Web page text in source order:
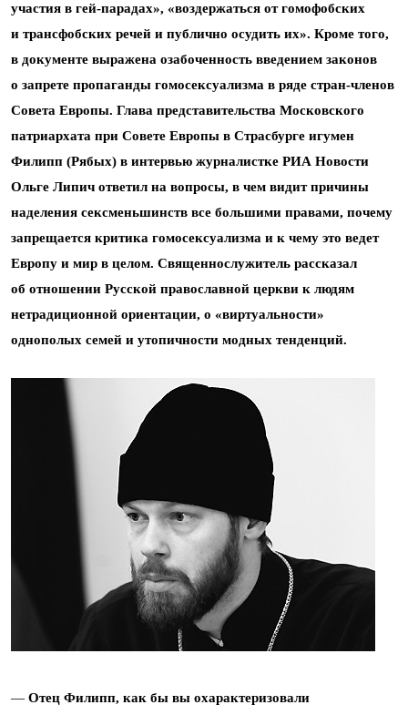
участия в гей-парадах», «воздержаться от гомофобских
и трансфобских речей и публично осудить их». Кроме того,
в документе выражена озабоченность введением законов
о запрете пропаганды гомосексуализма в ряде стран-членов
Совета Европы. Глава представительства Московского
патриархата при Совете Европы в Страсбурге игумен
Филипп (Рябых) в интервью журналистке РИА Новости
Ольге Липич ответил на вопросы, в чем видит причины
наделения сексменьшинств все большими правами, почему
запрещается критика гомосексуализма и к чему это ведет
Европу и мир в целом. Священнослужитель рассказал
об отношении Русской православной церкви к людям
нетрадиционной ориентации, о «виртуальности»
однополых семей и утопичности модных тенденций.
— Отец Филипп, как бы вы охарактеризовали